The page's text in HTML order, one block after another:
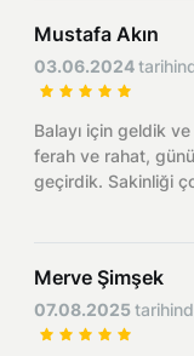
Mustafa Akın
03.06.2024
Balayı için geldik
ferah ve rahat,
geçirdik. Sakinliği
Merve Şimşek
07.08.2025